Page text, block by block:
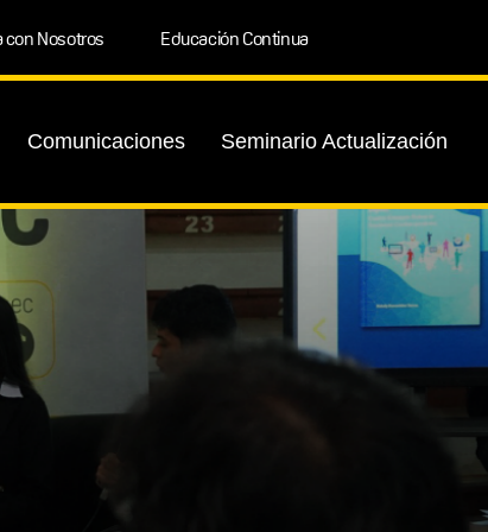
con Nosotros Educación Continua
Comunicaciones Seminario Actualización